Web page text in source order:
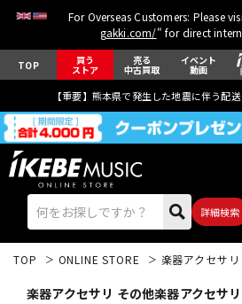
For Overseas Customers: Please
gakki.com/" for direct
TOP 買う
ストア
売る
中古買取
イベント
動画
【重要】熊本県で発生した地震に伴う配
詳細検索
TOP ONLINE STORE 楽器アクセサリ
楽器アクセサリ その他楽器アクセサ